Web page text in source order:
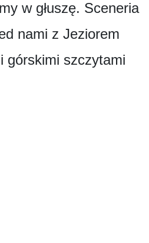
w głuszę. Sceneria
nami z Jeziorem
górskimi szczytami